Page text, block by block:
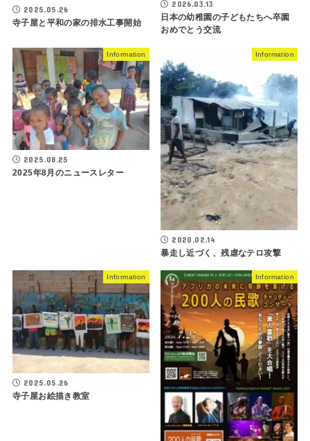
2025.05.26
寺子屋と平和の家の排水工事開始
2026.03.13
日本の幼稚園の子どもたちへ卒園
おめでとう交流
Information
2025.08.25
2025年8月のニュースレター
Information
2020.02.14
暴走し近づく、残虐なテロ攻撃
Information
2025.05.26
寺子屋お絵描き教室
Information